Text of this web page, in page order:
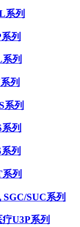
系列
列
列
列
系列
列
列
列
SUC系列
U3P系列